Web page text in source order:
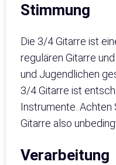
Stimmung
Die 3/4 Gitarre ist
regulären Gitarre
und Jugendlichen
3/4 Gitarre ist
Instrumente. Achten
Gitarre also
Verarbeitung